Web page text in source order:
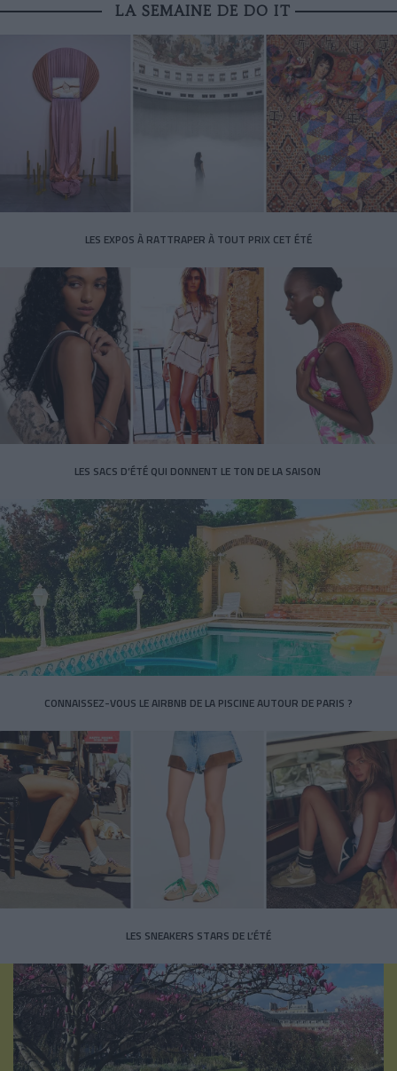
LA SEMAINE DE DO IT
LES EXPOS À RATTRAPER À TOUT PRIX CET ÉTÉ
LES SACS D’ÉTÉ QUI DONNENT LE TON DE LA SAISON
CONNAISSEZ-VOUS LE AIRBNB DE LA PISCINE AUTOUR DE PARIS ?
LES SNEAKERS STARS DE L’ÉTÉ